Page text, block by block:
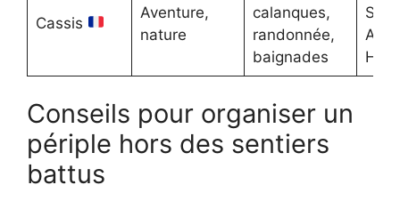
Cassis
Aventure,
nature
calanques,
randonnée,
baignades
Conseils pour organiser un
périple hors des sentiers
battus